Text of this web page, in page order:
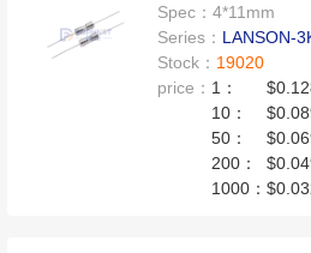
Spec：4*11mm
Series： LANSON-
Stock： 19020
price： 1：
10：
50：
200：
1000：